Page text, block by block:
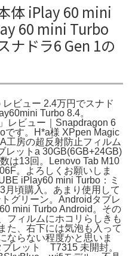
体 iPlay 60 mini
60 mini Turbo
ナドラ6 Gen 1の
ビュー 2.4万円でスナド
Turbo 8.4。
レビュー｜Snapdragon 6
です。H*a様 XPpen Magic
工房の超反射防止フィルム
レットa 30GB(6GB+24GB)
は13回。Lenovo Tab M10
。よろしくお願いしま
iPlay60 mini Turbo：ミ
月頃購入。あまり使用して
グリーン。Androidタブレ
mini Turbo Android。その
フィルムにホコリらしきも
た、右下には気泡も入って
ならない程度かと思いま
レット T7315 未開封。